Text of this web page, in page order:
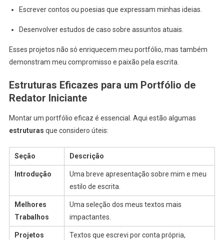
Escrever contos ou poesias que expressam minhas ideias.
Desenvolver estudos de caso sobre assuntos atuais.
Esses projetos não só enriquecem meu portfólio, mas também
demonstram meu compromisso e paixão pela escrita.
Estruturas Eficazes para um Portfólio de
Redator Iniciante
Montar um portfólio eficaz é essencial. Aqui estão algumas
estruturas que considero úteis:
Seção Descrição
Introdução
Uma breve apresentação sobre mim e meu
estilo de escrita.
Melhores
Trabalhos
Uma seleção dos meus textos mais
impactantes.
Projetos
Textos que escrevi por conta própria,